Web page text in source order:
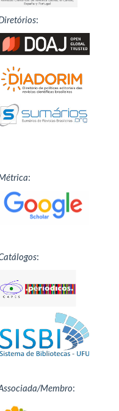
:
:
:
Membro: